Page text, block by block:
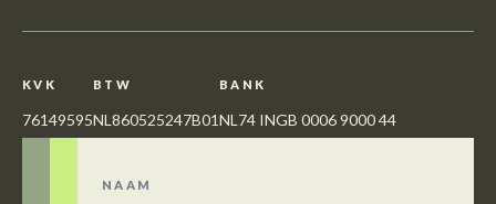
KVK
76149595
BTW
NL860525247B01
BANK
NL74 INGB 0006 9000 44